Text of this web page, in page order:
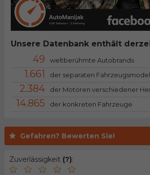
Gefahren? Bewerten Sie!
Zuverlässigkeit (?):
Unsere Datenbank enthält
49 weltberühmte Autobrands
1.661 der separaten
2.384 der Motoren verschiedener
14.865 der konkreten Fahrzeuge